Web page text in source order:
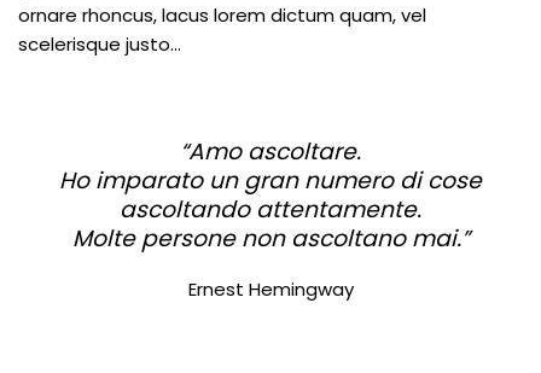
ornare rhoncus, lacus lorem dictum quam, vel
scelerisque justo...
“Amo ascoltare.
Ho imparato un gran numero di cose
ascoltando attentamente.
Molte persone non ascoltano mai.”
Ernest Hemingway